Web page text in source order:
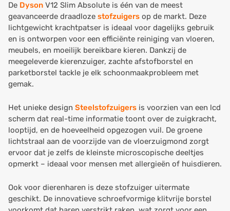
De Dyson V12 Slim Absolute is één van de meest
geavanceerde draadloze stofzuigers op de markt. Deze
lichtgewicht krachtpatser is ideaal voor dagelijks gebruik
en is ontworpen voor een efficiënte reiniging van vloeren,
meubels, en moeilijk bereikbare kieren. Dankzij de
meegeleverde kierenzuiger, zachte afstofborstel en
parketborstel tackle je elk schoonmaakprobleem met
gemak.
Het unieke design Steelstofzuigers is voorzien van een lcd
scherm dat real-time informatie toont over de zuigkracht,
looptijd, en de hoeveelheid opgezogen vuil. De groene
lichtstraal aan de voorzijde van de vloerzuigmond zorgt
ervoor dat je zelfs de kleinste microscopische deeltjes
opmerkt – ideaal voor mensen met allergieën of huisdieren.
Ook voor dierenharen is deze stofzuiger uitermate
geschikt. De innovatieve schroefvormige klitvrije borstel